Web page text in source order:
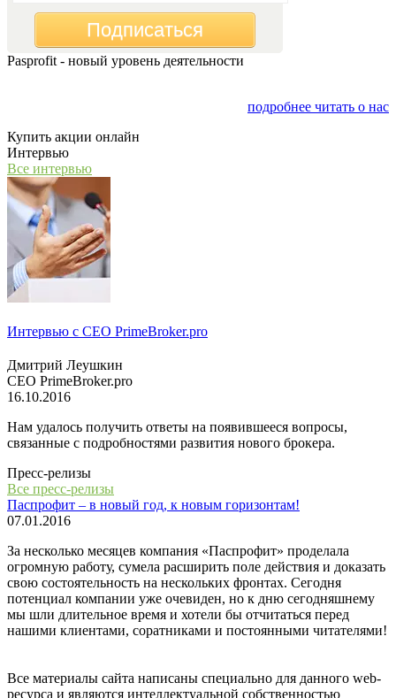
Подписаться
Pasprofit - новый уровень деятельности
подробнее читать о нас
Купить акции онлайн
Интервью
Все интервью
Интервью с СЕО PrimeBroker.pro
Дмитрий Леушкин
СЕО PrimeBroker.pro
16.10.2016
Нам удалось получить ответы на появившееся вопросы,
связанные с подробностями развития нового брокера.
Пресс-релизы
Все пресс-релизы
Паспрофит – в новый год, к новым горизонтам!
07.01.2016
За несколько месяцев компания «Паспрофит» проделала
огромную работу, сумела расширить поле действия и доказать
свою состоятельность на нескольких фронтах. Сегодня
потенциал компании уже очевиден, но к дню сегодняшнему
мы шли длительное время и хотели бы отчитаться перед
нашими клиентами, соратниками и постоянными читателями!
Все материалы сайта написаны специально для данного web-
ресурса и являются интеллектуальной собственностью